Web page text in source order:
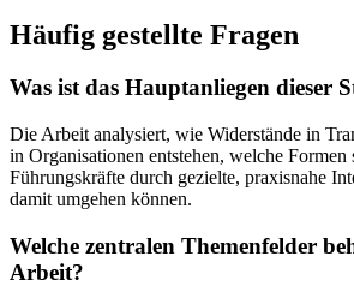
Häufig gestellte Fragen
Was ist das Hauptanliegen dieser
Die Arbeit analysiert, wie Widerstände in
in Organisationen entstehen, welche Formen
Führungskräfte durch gezielte, praxisnahe
damit umgehen können.
Welche zentralen Themenfelder
Arbeit?